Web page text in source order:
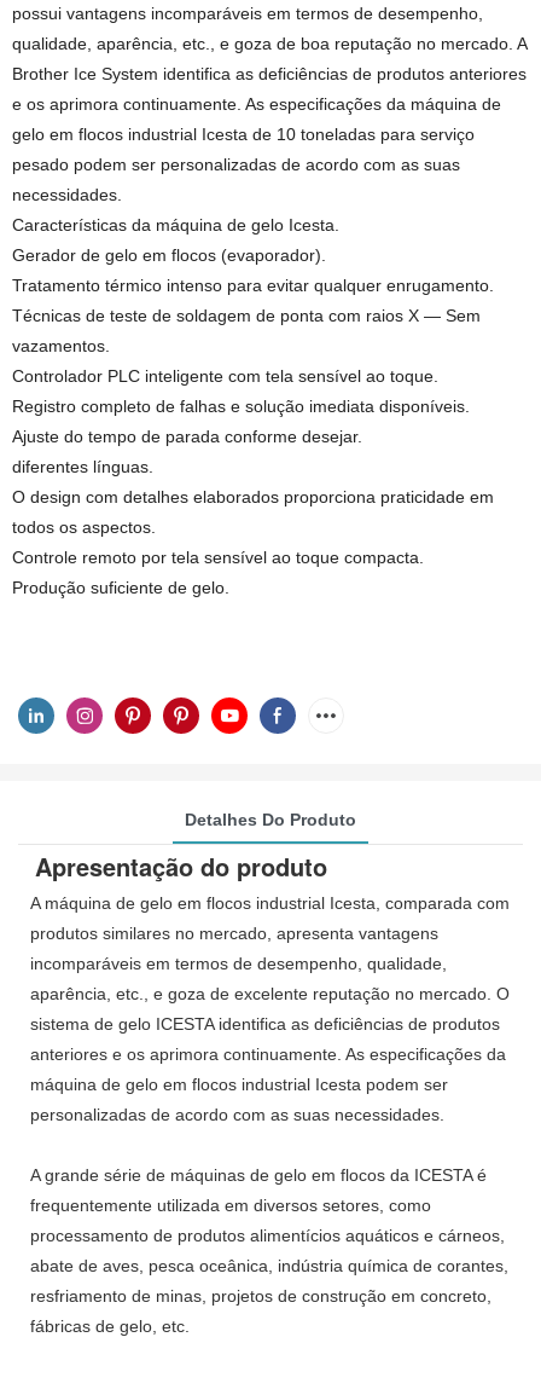
possui vantagens incomparáveis ​​em termos de desempenho,
qualidade, aparência, etc., e goza de boa reputação no mercado. A
Brother Ice System identifica as deficiências de produtos anteriores
e os aprimora continuamente. As especificações da máquina de
gelo em flocos industrial Icesta de 10 toneladas para serviço
pesado podem ser personalizadas de acordo com as suas
necessidades.
Características da máquina de gelo Icesta.
Gerador de gelo em flocos (evaporador).
Tratamento térmico intenso para evitar qualquer enrugamento.
Técnicas de teste de soldagem de ponta com raios X — Sem
vazamentos.
Controlador PLC inteligente com tela sensível ao toque.
Registro completo de falhas e solução imediata disponíveis.
Ajuste do tempo de parada conforme desejar.
diferentes línguas.
O design com detalhes elaborados proporciona praticidade em
todos os aspectos.
Controle remoto por tela sensível ao toque compacta.
Produção suficiente de gelo.
Detalhes Do Produto
Apresentação do produto
A máquina de gelo em flocos industrial Icesta, comparada com
produtos similares no mercado, apresenta vantagens
incomparáveis ​​em termos de desempenho, qualidade,
aparência, etc., e goza de excelente reputação no mercado. O
sistema de gelo ICESTA identifica as deficiências de produtos
anteriores e os aprimora continuamente. As especificações da
máquina de gelo em flocos industrial Icesta podem ser
personalizadas de acordo com as suas necessidades.
A grande série de máquinas de gelo em flocos da ICESTA é
frequentemente utilizada em diversos setores, como
processamento de produtos alimentícios aquáticos e cárneos,
abate de aves, pesca oceânica, indústria química de corantes,
resfriamento de minas, projetos de construção em concreto,
fábricas de gelo, etc.